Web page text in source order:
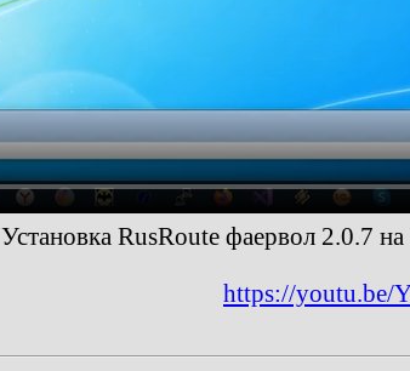
Установка RusRoute фаервол 2.0.7
https://youtu.be/